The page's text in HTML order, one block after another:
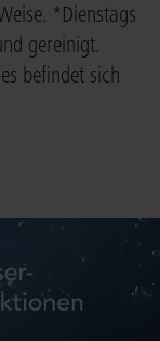
*Dienstags
gereinigt.
befindet sich